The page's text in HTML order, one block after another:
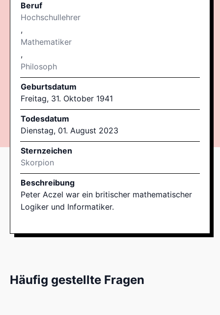
Beruf
Hochschullehrer
,
Mathematiker
,
Philosoph
Geburtsdatum
Freitag, 31. Oktober 1941
Todesdatum
Dienstag, 01. August 2023
Sternzeichen
Skorpion
Beschreibung
Peter Aczel war ein britischer mathematischer
Logiker und Informatiker.
Häufig gestellte Fragen